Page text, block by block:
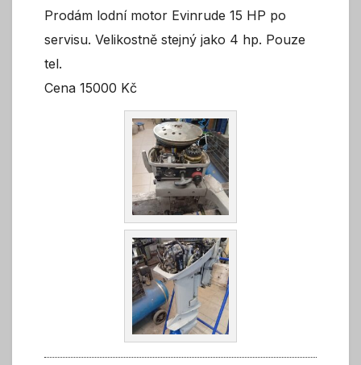
Prodám lodní motor Evinrude 15 HP po
servisu. Velikostně stejný jako 4 hp. Pouze
tel.
Cena 15000 Kč